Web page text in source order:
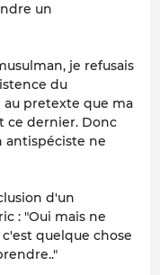
un
je refusais
du
pretexte que ma
ce dernier. Donc
antispéciste ne
d'un
: "Oui mais ne
quelque chose